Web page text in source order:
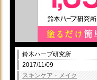
鈴木ハーブ研究所
2017/11/09
スキンケア・メイク